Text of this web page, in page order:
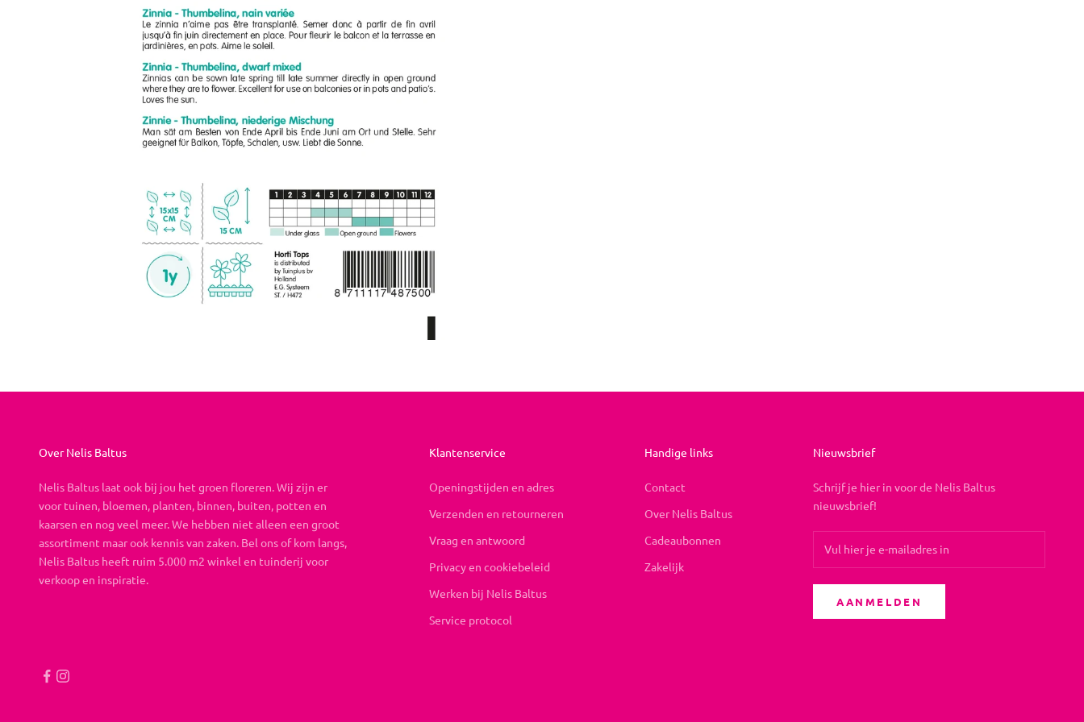
Over Nelis Baltus
Nelis Baltus laat ook bij jou het groen floreren. Wij zijn er
voor tuinen, bloemen, planten, binnen, buiten, potten en
kaarsen en nog veel meer. We hebben niet alleen een groot
assortiment maar ook kennis van zaken. Bel ons of kom langs,
Nelis Baltus heeft ruim 5.000 m2 winkel en tuinderij voor
verkoop en inspiratie.
Klantenservice
Openingstijden en adres
Verzenden en retourneren
Vraag en antwoord
Privacy en cookiebeleid
Werken bij Nelis Baltus
Service protocol
Handige links
Contact
Over Nelis Baltus
Cadeaubonnen
Zakelijk
Nieuwsbrief
Schrijf je hier in voor de Nelis Baltus
nieuwsbrief!
AANMELDEN